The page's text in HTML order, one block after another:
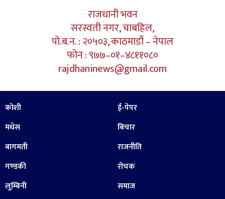
राजधानी भवन
सरस्वती नगर, चाबहिल,
पो.ब.न. : २०५०३, काठमाडौं – नेपाल
फोन : ९७७–०१–४८११०८०
rajdhaninews@gmail.com
कोशी
मधेस
बागमती
गण्डकी
लुम्बिनी
ई-पेपर
बिचार
राजनीति
रोचक
समाज